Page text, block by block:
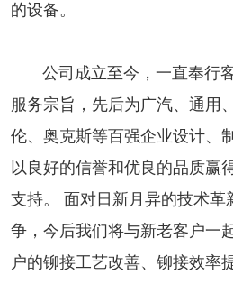
的设备。
公司成立至今，一直奉行
服务宗旨，先后为广汽、通用
伦、奥克斯等百强企业设计、
以良好的信誉和优良的品质赢
支持。 面对日新月异的技术革
争，今后我们将与新老客户一
户的铆接工艺改善、铆接效率